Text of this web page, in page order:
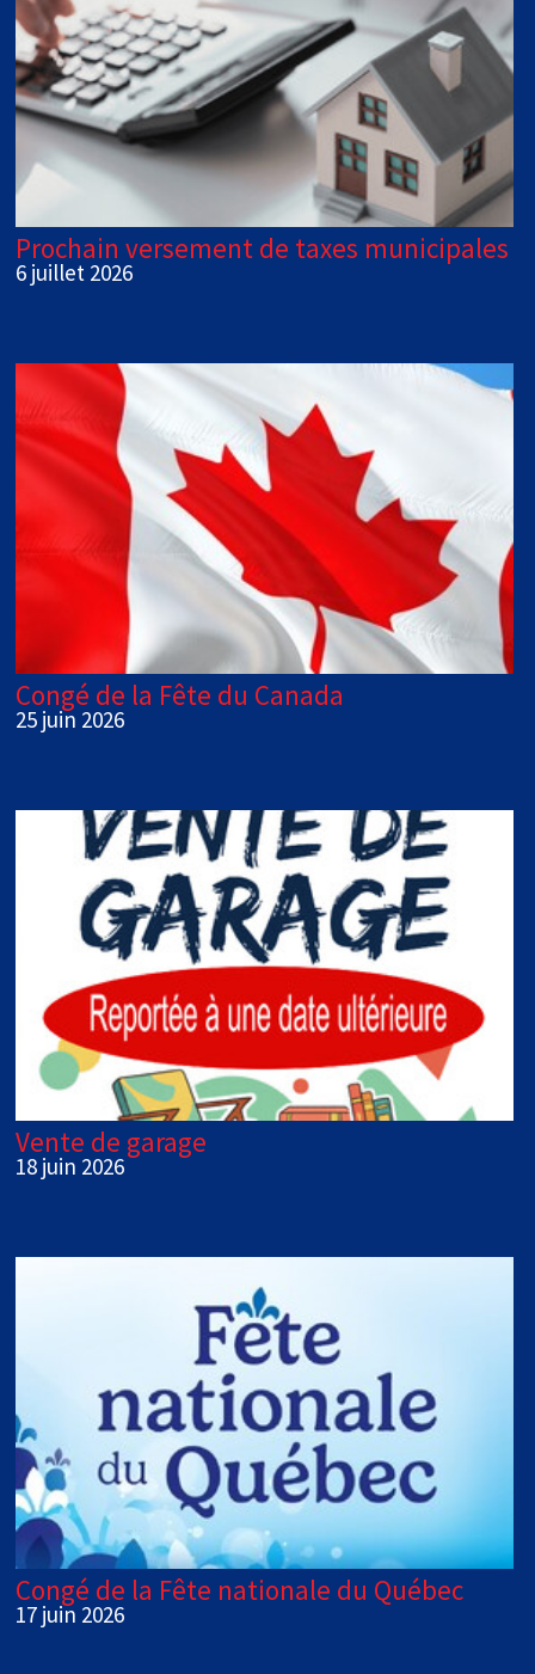
Prochain versement de taxes municipales
6 juillet 2026
Congé de la Fête du Canada
25 juin 2026
Vente de garage
18 juin 2026
Congé de la Fête nationale du Québec
17 juin 2026